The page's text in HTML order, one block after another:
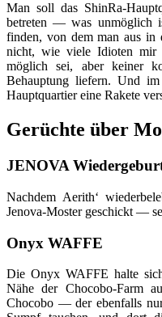
Man soll das ShinRa-
betreten — was unmöglich
finden, von dem man aus
nicht, wie viele Idioten mir
möglich sei, aber keiner
Behauptung liefern. Und
Hauptquartier eine Rakete
Gerüchte über
JENOVA
Nachdem Aerith‘
Jenova-Moster geschickt —
Onyx WAFFE
Die Onyx WAFFE halte
Nähe der Chocobo-Farm
Chocobo — der ebenfalls